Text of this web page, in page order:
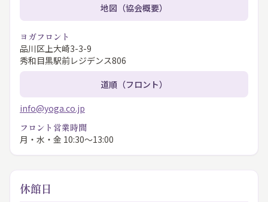
地図（協会概要）
ヨガフロント
品川区上大崎3-3-9
秀和目黒駅前レジデンス806
道順（フロント）
info@yoga.co.jp
フロント営業時間
月・水・金 10:30〜13:00
休館日